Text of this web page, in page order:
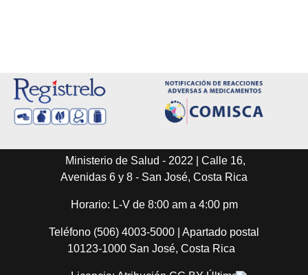
Ministerio de Salud - 2022 | Calle 16,
Avenidas 6 y 8 - San José, Costa Rica
Horario: L-V de 8:00 am a 4:00 pm
Teléfono (506) 4003-5000 | Apartado postal
10123-1000 San José, Costa Rica